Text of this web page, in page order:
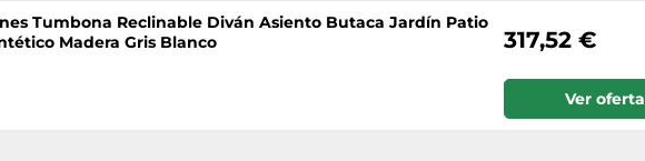
Tumbona Reclinable Diván Asiento Butaca Jardín Patio
Madera Gris Blanco
317,52 €
Ver oferta